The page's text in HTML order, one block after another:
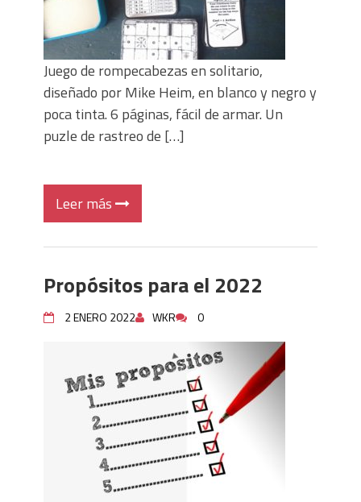
Juego de rompecabezas en solitario,
diseñado por Mike Heim, en blanco y negro y
poca tinta. 6 páginas, fácil de armar. Un
puzle de rastreo de […]
Leer más
Propósitos para el 2022
2 ENERO 2022 WKR 0